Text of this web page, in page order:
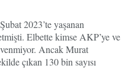
2023’te yaşanan
Elbette kimse AKP’ye ve
Ancak Murat
çıkan 130 bin sayısı